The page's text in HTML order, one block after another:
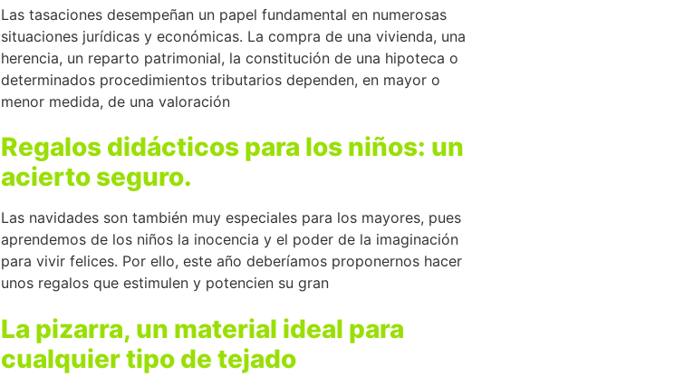
Las tasaciones desempeñan un papel fundamental en numerosas
situaciones jurídicas y económicas. La compra de una vivienda, una
herencia, un reparto patrimonial, la constitución de una hipoteca o
determinados procedimientos tributarios dependen, en mayor o
menor medida, de una valoración
Regalos didácticos para los niños: un
acierto seguro.
Las navidades son también muy especiales para los mayores, pues
aprendemos de los niños la inocencia y el poder de la imaginación
para vivir felices. Por ello, este año deberíamos proponernos hacer
unos regalos que estimulen y potencien su gran
La pizarra, un material ideal para
cualquier tipo de tejado